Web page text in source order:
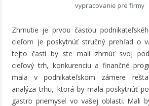
vypracovanie pre firmy
Zhrnutie je prvou časťou
cieľom je poskytnúť stručný prehľad o
tejto časti by ste mali zhrnúť svoj
cieľový trh, konkurenciu a finančné
mala v podnikateľskom zámere
analýza trhu, ktorá by mala poskytnúť
gastro priemysel vo vašej oblasti. Mali